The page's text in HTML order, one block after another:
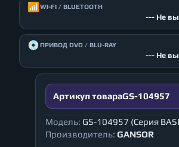
📶 WI-FI / BLUETOOTH
--- Не
💿ПРИВОД DVD / BLU-RAY
--- Не
Артикул товараGS-104957
Модель: GS-104957 (Серия
Производитель: GANSOR